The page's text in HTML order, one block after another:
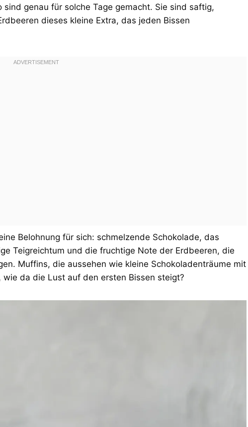
genau für solche Tage gemacht. Sie sind saftig,
dieses kleine Extra, das jeden Bissen
Belohnung für sich: schmelzende Schokolade, das
Teigreichtum und die fruchtige Note der Erdbeeren, die
Muffins, die aussehen wie kleine Schokoladenträume mit
da die Lust auf den ersten Bissen steigt?